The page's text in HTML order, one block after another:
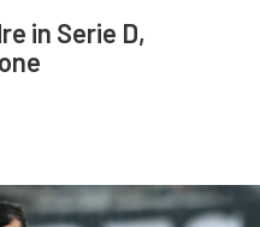
in Serie D,